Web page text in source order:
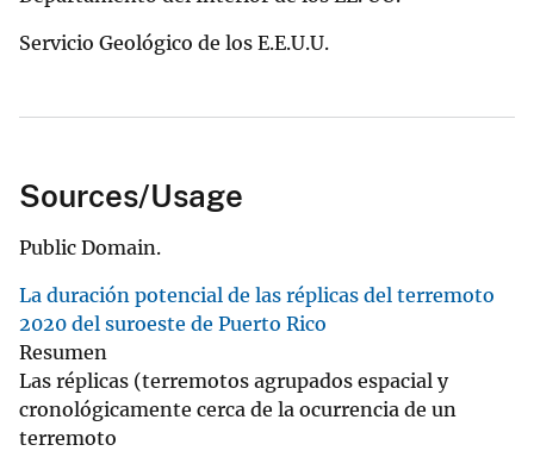
Servicio Geológico de los E.E.U.U.
Sources/Usage
Public Domain.
La duración potencial de las réplicas del terremoto
2020 del suroeste de Puerto Rico
Resumen
Las réplicas (terremotos agrupados espacial y
cronológicamente cerca de la ocurrencia de un
terremoto